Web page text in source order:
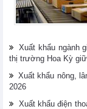
Xuất khẩu ngành
thị trường Hoa Kỳ
Xuất khẩu nông,
2026
Xuất khẩu điện